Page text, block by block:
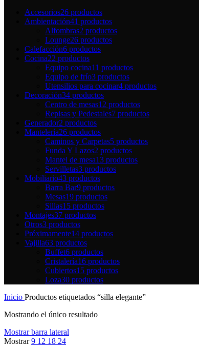
Accesorios26 productos
Ambientación41 productos
Alfombras2 productos
Lounge26 productos
Calefacción6 productos
Cocina22 productos
Equipo cocina11 productos
Equipo de frío3 productos
Utensilios para cocinar4 productos
Decoración34 productos
Centro de mesas12 productos
Repisas y Pedestales7 productos
Generador2 productos
Mantelería26 productos
Caminos y Carpetas5 productos
Funda Y Lazos2 productos
Mantel de mesa13 productos
Servilletas3 productos
Mobiliario43 productos
Barra Bar9 productos
Mesas19 productos
Sillas15 productos
Montajes37 productos
Otros3 productos
Próximamente14 productos
Vajilla63 productos
Buffet6 productos
Cristalería16 productos
Cubiertos15 productos
Loza30 productos
Inicio Productos etiquetados “silla elegante”
Mostrando el único resultado
Mostrar barra lateral
Mostrar9 12 18 24